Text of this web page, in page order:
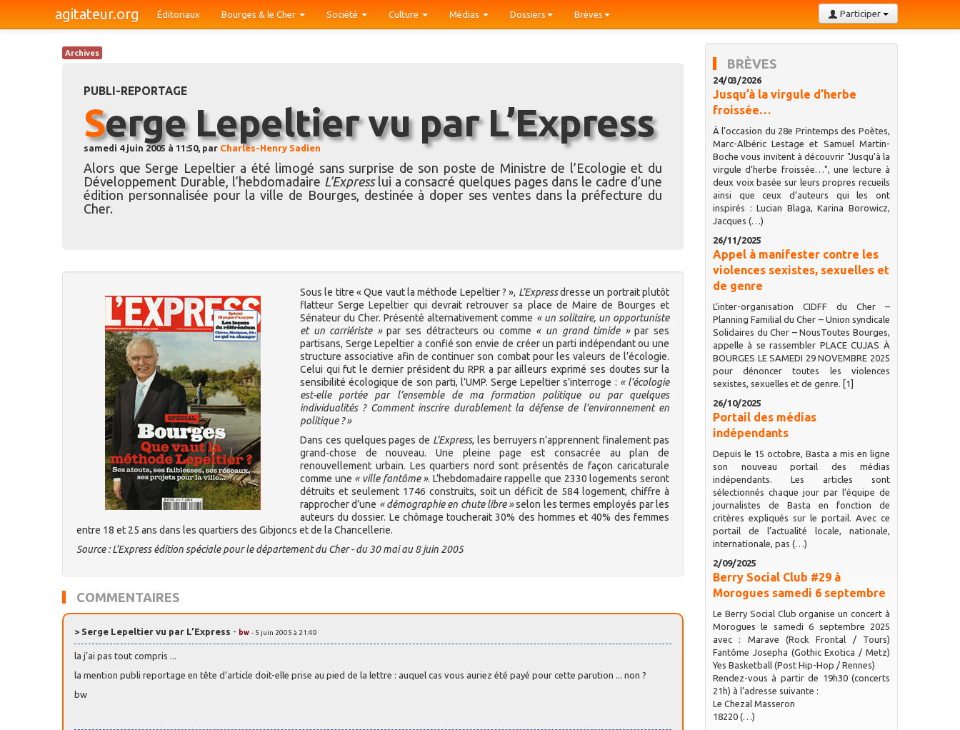
agitateur.org Participer
Éditoriaux Bourges & le Cher Société Culture Médias Dossiers Brèves
Archives
PUBLI-REPORTAGE
Serge Lepeltier vu par L’Express
samedi 4 juin 2005 à 11:50, par Charles-Henry Sadien
Alors que Serge Lepeltier a été limogé sans surprise de son poste de Ministre de l’Ecologie et du
Développement Durable, l’hebdomadaire L’Expresslui a consacré quelques pages dans le cadre d’une
édition personnalisée pour la ville de Bourges, destinée à doper ses ventes dans la préfecture du
Cher.
Sous le titre « Que vaut la méthode Lepeltier ? », L’Expressdresse un portrait plutôt
flatteur Serge Lepeltier qui devrait retrouver sa place de Maire de Bourges et
Sénateur du Cher. Présenté alternativement comme « un solitaire, un opportuniste
et un carriériste »par ses détracteurs ou comme « un grand timide »par ses
partisans, Serge Lepeltier a confié son envie de créer un parti indépendant ou une
structure associative afin de continuer son combat pour les valeurs de l’écologie.
Celui qui fut le dernier président du RPR a par ailleurs exprimé ses doutes sur la
sensibilité écologique de son parti, l’UMP. Serge Lepeltier s’interroge : « l’écologie
est-elle portée par l’ensemble de ma formation politique ou par quelques
individualités ? Comment inscrire durablement la défense de l’environnement en
politique ? »
Dans ces quelques pages de L’Express, les berruyers n’apprennent finalement pas
grand-chose de nouveau. Une pleine page est consacrée au plan de
renouvellement urbain. Les quartiers nord sont présentés de façon caricaturale
comme une « ville fantôme ». L’hebdomadaire rappelle que 2330 logements seront
détruits et seulement 1746 construits, soit un déficit de 584 logement, chiffre à
rapprocher d’une « démographie en chute libre »selon les termes employés par les
auteurs du dossier. Le chômage toucherait 30% des hommes et 40% des femmes
entre 18 et 25 ans dans les quartiers des Gibjoncs et de la Chancellerie.
Source : L’Express édition spéciale pour le département du Cher - du 30 mai au 8 juin 2005
COMMENTAIRES
> Serge Lepeltier vu par L’Express - bw - 5 juin 2005 à 21:49
la j’ai pas tout compris ...
la mention publi reportage en tête d’article doit-elle prise au pied de la lettre : auquel cas vous auriez été payé pour cette parution ... non ?
bw
BRÈVES
24/03/2026
Jusqu’à la virgule d’herbe
froissée…
À l’occasion du 28e Printemps des Poètes,
Marc-Albéric Lestage et Samuel Martin-
Boche vous invitent à découvrir "Jusqu’à la
virgule d’herbe froissée…", une lecture à
deux voix basée sur leurs propres recueils
ainsi que ceux d’auteurs qui les ont
inspirés : Lucian Blaga, Karina Borowicz,
Jacques (…)
26/11/2025
Appel à manifester contre les
violences sexistes, sexuelles et
de genre
L’inter-organisation CIDFF du Cher –
Planning Familial du Cher – Union syndicale
Solidaires du Cher – NousToutes Bourges,
appelle à se rassembler PLACE CUJAS À
BOURGES LE SAMEDI 29 NOVEMBRE 2025
pour dénoncer toutes les violences
sexistes, sexuelles et de genre. [1]
26/10/2025
Portail des médias
indépendants
Depuis le 15 octobre, Basta a mis en ligne
son nouveau portail des médias
indépendants. Les articles sont
sélectionnés chaque jour par l’équipe de
journalistes de Basta en fonction de
critères expliqués sur le portail. Avec ce
portail de l’actualité locale, nationale,
internationale, pas (…)
2/09/2025
Berry Social Club #29 à
Morogues samedi 6 septembre
Le Berry Social Club organise un concert à
Morogues le samedi 6 septembre 2025
avec : Marave (Rock Frontal / Tours)
Fantôme Josepha (Gothic Exotica / Metz)
Yes Basketball (Post Hip-Hop / Rennes)
Rendez-vous à partir de 19h30 (concerts
21h) à l’adresse suivante :
Le Chezal Masseron
18220 (…)